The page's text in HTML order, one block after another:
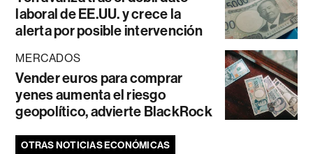
laboral de EE.UU. y crece la
alerta por posible intervención
MERCADOS
Vender euros para comprar
yenes aumenta el riesgo
geopolítico, advierte BlackRock
OTRAS NOTICIAS ECONÓMICAS